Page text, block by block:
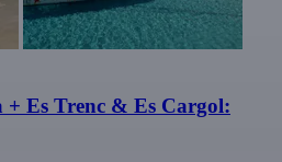
Es Trenc & Es Cargol: